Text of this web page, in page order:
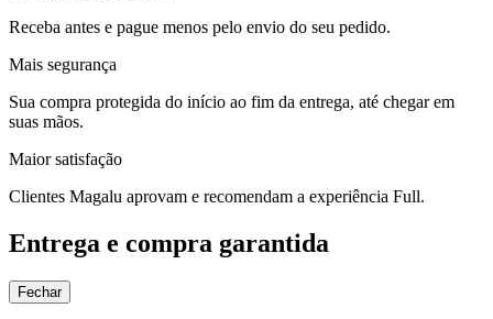
Receba antes e pague menos pelo envio do seu pedido.
Mais segurança
Sua compra protegida do início ao fim da entrega, até chegar em
suas mãos.
Maior satisfação
Clientes Magalu aprovam e recomendam a experiência Full.
Entrega e compra garantida
Fechar